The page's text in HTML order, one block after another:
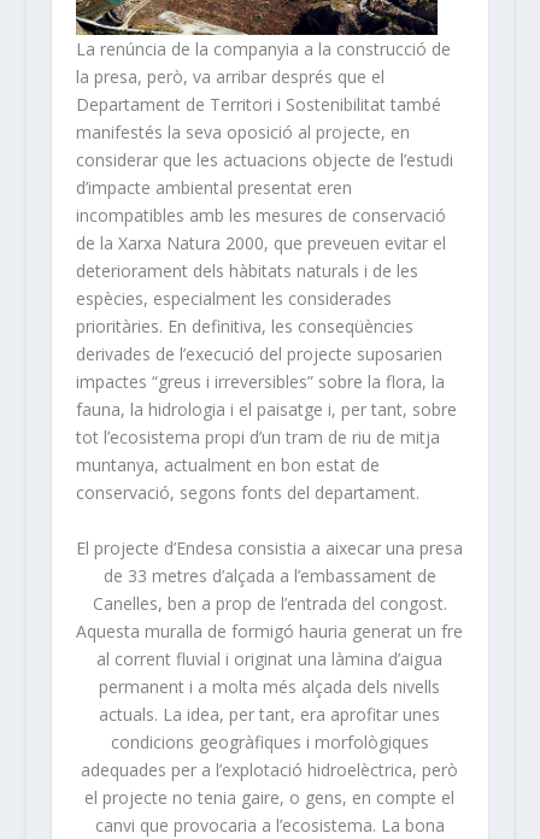
La renúncia de la companyia a la construcció de
la presa, però, va arribar després que el
Departament de Territori i Sostenibilitat també
manifestés la seva oposició al projecte, en
considerar que les actuacions objecte de l’estudi
d’impacte ambiental presentat eren
incompatibles amb les mesures de conservació
de la Xarxa Natura 2000, que preveuen evitar el
deteriorament dels hàbitats naturals i de les
espècies, especialment les considerades
prioritàries. En definitiva, les conseqüències
derivades de l’execució del projecte suposarien
impactes “greus i irreversibles” sobre la flora, la
fauna, la hidrologia i el paisatge i, per tant, sobre
tot l’ecosistema propi d’un tram de riu de mitja
muntanya, actualment en bon estat de
conservació, segons fonts del departament.
El projecte d’Endesa consistia a aixecar una presa
de 33 metres d’alçada a l’embassament de
Canelles, ben a prop de l’entrada del congost.
Aquesta muralla de formigó hauria generat un fre
al corrent fluvial i originat una làmina d’aigua
permanent i a molta més alçada dels nivells
actuals. La idea, per tant, era aprofitar unes
condicions geogràfiques i morfològiques
adequades per a l’explotació hidroelèctrica, però
el projecte no tenia gaire, o gens, en compte el
canvi que provocaria a l’ecosistema. La bona